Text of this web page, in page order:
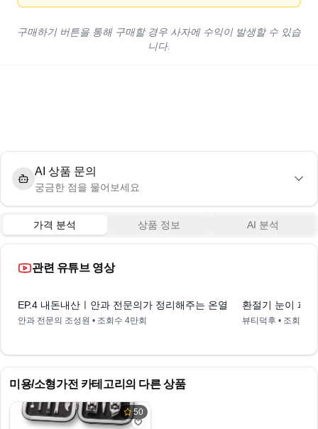
구매하기 버튼을 통해 구매할 경우 사자에 수익이 발생할 수 있습
니다.
AI 상품 문의
궁금한 점을 물어보세요
가격 분석 상품 정보 AI 분석
관련 유튜브 영상
EP.4 내돈내산ㅣ안과 전문의가 정리해주는 온열 안대 7종 리뷰👀
안과 전문의 조성원 • 조회수 4만회
환절기 눈이 피
뷰티덕후 • 조회수
미용/소형가전 카테고리의 다른 상품
50